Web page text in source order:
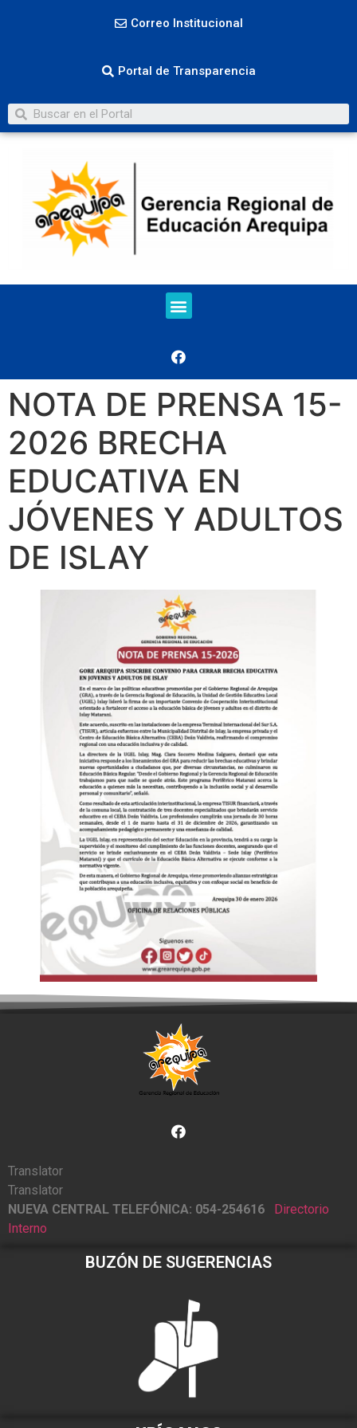
Correo Institucional
Portal de Transparencia
NOTA DE PRENSA 15-
2026 BRECHA
EDUCATIVA EN
JÓVENES Y ADULTOS
DE ISLAY
Translator
Translator
NUEVA CENTRAL TELEFÓNICA: 054-254616
Directorio
Interno
BUZÓN DE SUGERENCIAS